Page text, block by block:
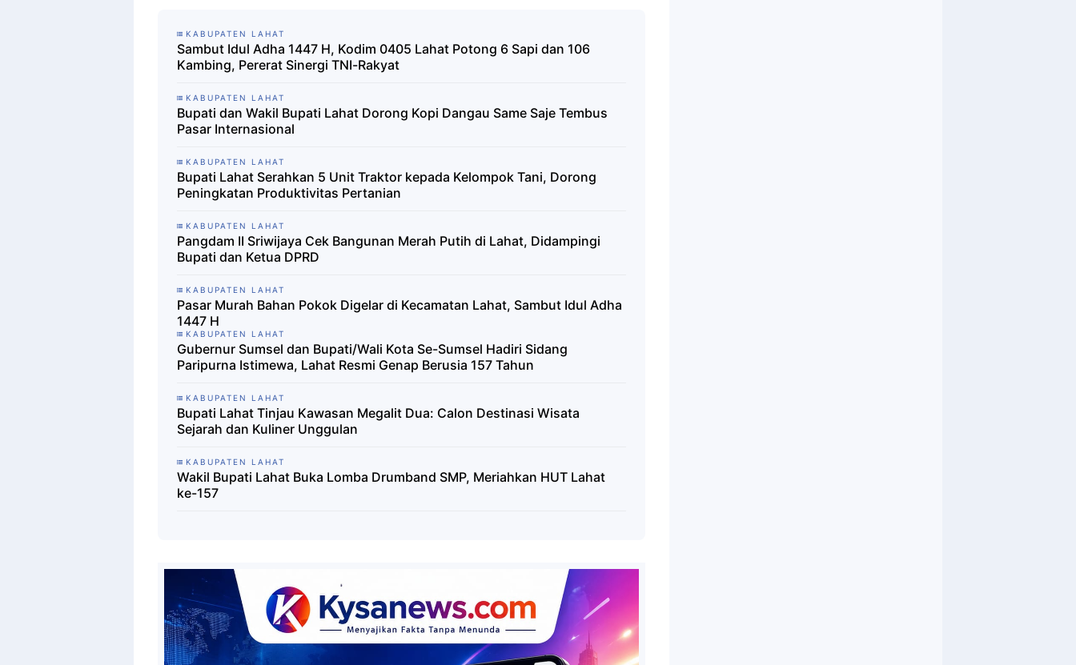
KABUPATEN LAHAT
Sambut Idul Adha 1447 H, Kodim 0405 Lahat Potong 6 Sapi dan 106
Kambing, Pererat Sinergi TNI-Rakyat
KABUPATEN LAHAT
Bupati dan Wakil Bupati Lahat Dorong Kopi Dangau Same Saje Tembus
Pasar Internasional
KABUPATEN LAHAT
Bupati Lahat Serahkan 5 Unit Traktor kepada Kelompok Tani, Dorong
Peningkatan Produktivitas Pertanian
KABUPATEN LAHAT
Pangdam II Sriwijaya Cek Bangunan Merah Putih di Lahat, Didampingi
Bupati dan Ketua DPRD
KABUPATEN LAHAT
Pasar Murah Bahan Pokok Digelar di Kecamatan Lahat, Sambut Idul Adha
1447 H
KABUPATEN LAHAT
Gubernur Sumsel dan Bupati/Wali Kota Se-Sumsel Hadiri Sidang
Paripurna Istimewa, Lahat Resmi Genap Berusia 157 Tahun
KABUPATEN LAHAT
Bupati Lahat Tinjau Kawasan Megalit Dua: Calon Destinasi Wisata
Sejarah dan Kuliner Unggulan
KABUPATEN LAHAT
Wakil Bupati Lahat Buka Lomba Drumband SMP, Meriahkan HUT Lahat
ke-157